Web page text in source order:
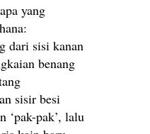
yang
dari sisi kanan
benang
sisir besi
‘pak-pak’, lalu